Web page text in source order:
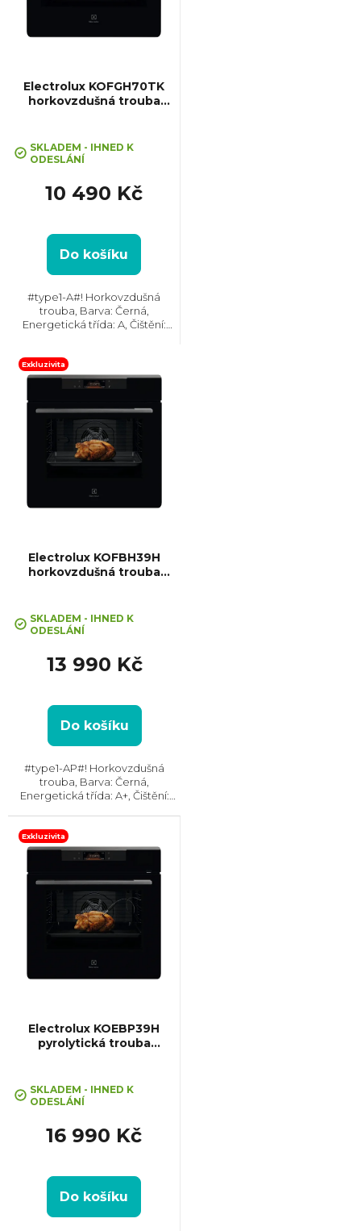
p
o
k
ů
Electrolux KOFGH70TK
horkovzdušná trouba
hodnocení
5,0
5
hvězdiček.
SKLADEM - IHNED K
ODESLÁNÍ
10 490 Kč
Do košíku
#type1-A#! Horkovzdušná
trouba, Barva: Černá,
Energetická třída: A, Čištění:
(VxŠxH): 595x595x567 mm,
Výbava: Teleskopický výsuv,...
Exkluzivita
Electrolux KOFBH39H
horkovzdušná trouba
SKLADEM - IHNED K
ODESLÁNÍ
13 990 Kč
Do košíku
#type1-AP#! Horkovzdušná
trouba, Barva: Černá,
Energetická třída: A+, Čištění:
(VxŠxH): 595x595x567 mm,
Výbava: Teleskopický výsuv,...
Exkluzivita
Electrolux KOEBP39H
pyrolytická trouba
hodnocení
5,0
5
hvězdiček.
SKLADEM - IHNED K
ODESLÁNÍ
16 990 Kč
Do košíku